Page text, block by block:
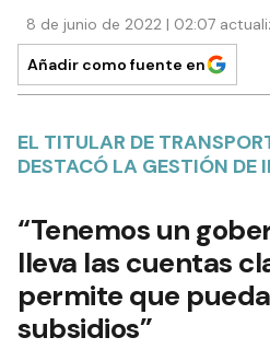
8 de junio de 2022 | 02:07
Añadir como fuente en
EL TITULAR DE
DESTACÓ LA GESTIÓN DE
“Tenemos un
lleva las cuentas
permite que
subsidios”